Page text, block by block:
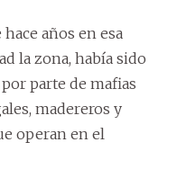
años en esa
la zona, había sido
parte de mafias
madereros y
operan en el